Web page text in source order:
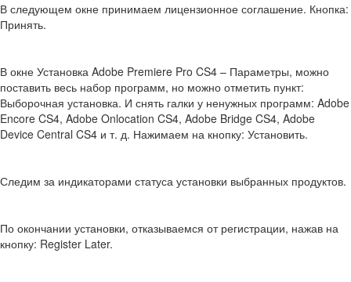
В следующем окне принимаем лицензионное соглашение. Кнопка:
Принять.
В окне Установка Adobe Premiere Pro CS4 – Параметры, можно
поставить весь набор программ, но можно отметить пункт:
Выборочная установка. И снять галки у ненужных программ: Adobe
Encore CS4, Adobe Onlocation CS4, Adobe Bridge CS4, Adobe
Device Central CS4 и т. д. Нажимаем на кнопку: Установить.
Следим за индикаторами статуса установки выбранных продуктов.
По окончании установки, отказываемся от регистрации, нажав на
кнопку: Register Later.